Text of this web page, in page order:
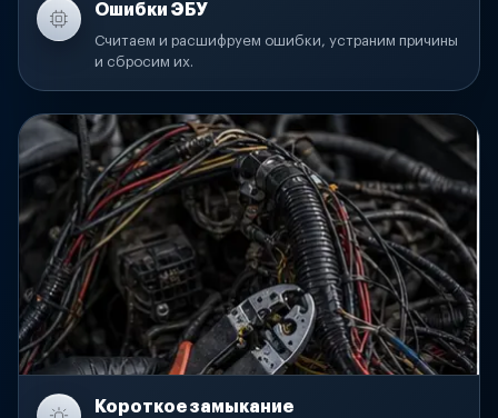
Ошибки ЭБУ
Считаем и расшифруем ошибки, устраним причины
и сбросим их.
Короткое замыкание